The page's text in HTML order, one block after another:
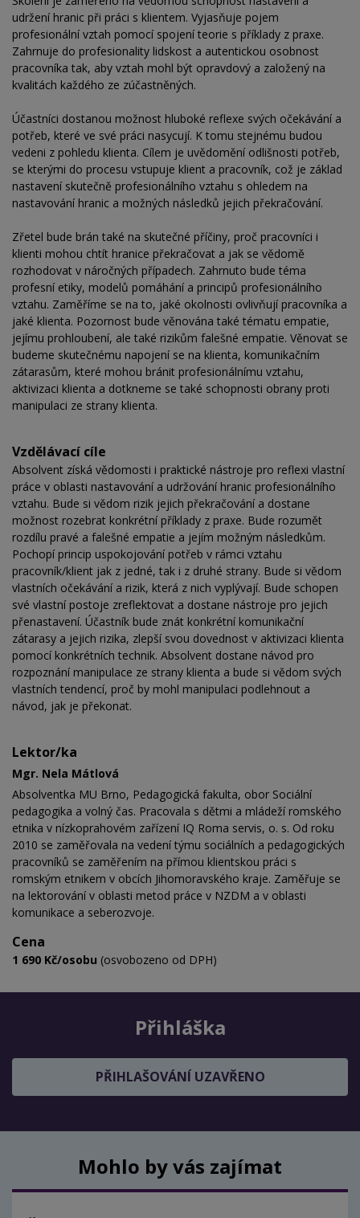
udržení hranic při práci s klientem. Vyjasňuje pojem
profesionální vztah pomocí spojení teorie s příklady z praxe.
Zahrnuje do profesionality lidskost a autentickou osobnost
pracovníka tak, aby vztah mohl být opravdový a založený na
kvalitách každého ze zúčastněných.
Účastníci dostanou možnost hluboké reflexe svých očekávání a
potřeb, které ve své práci nasycují. K tomu stejnému budou
vedeni z pohledu klienta. Cílem je uvědomění odlišnosti potřeb,
se kterými do procesu vstupuje klient a pracovník, což je základ
nastavení skutečně profesionálního vztahu s ohledem na
nastavování hranic a možných následků jejich překračování.
Zřetel bude brán také na skutečné příčiny, proč pracovníci i
klienti mohou chtít hranice překračovat a jak se vědomě
rozhodovat v náročných případech. Zahrnuto bude téma
profesní etiky, modelů pomáhání a principů profesionálního
vztahu. Zaměříme se na to, jaké okolnosti ovlivňují pracovníka a
jaké klienta. Pozornost bude věnována také tématu empatie,
jejímu prohloubení, ale také rizikům falešné empatie. Věnovat se
budeme skutečnému napojení se na klienta, komunikačním
zátarasům, které mohou bránit profesionálnímu vztahu,
aktivizaci klienta a dotkneme se také schopnosti obrany proti
manipulaci ze strany klienta.
Vzdělávací cíle
Absolvent získá vědomosti i praktické nástroje pro reflexi vlastní
práce v oblasti nastavování a udržování hranic profesionálního
vztahu. Bude si vědom rizik jejich překračování a dostane
možnost rozebrat konkrétní příklady z praxe. Bude rozumět
rozdílu pravé a falešné empatie a jejím možným následkům.
Pochopí princip uspokojování potřeb v rámci vztahu
pracovník/klient jak z jedné, tak i z druhé strany. Bude si vědom
vlastních očekávání a rizik, která z nich vyplývají. Bude schopen
své vlastní postoje zreflektovat a dostane nástroje pro jejich
přenastavení. Účastník bude znát konkrétní komunikační
zátarasy a jejich rizika, zlepší svou dovednost v aktivizaci klienta
pomocí konkrétních technik. Absolvent dostane návod pro
rozpoznání manipulace ze strany klienta a bude si vědom svých
vlastních tendencí, proč by mohl manipulaci podlehnout a
návod, jak je překonat.
Lektor/ka
Mgr. Nela Mátlová
Absolventka MU Brno, Pedagogická fakulta, obor Sociální
pedagogika a volný čas. Pracovala s dětmi a mládeží romského
etnika v nízkoprahovém zařízení IQ Roma servis, o. s. Od roku
2010 se zaměřovala na vedení týmu sociálních a pedagogických
pracovníků se zaměřením na přímou klientskou práci s
romským etnikem v obcích Jihomoravského kraje. Zaměřuje se
na lektorování v oblasti metod práce v NZDM a v oblasti
komunikace a seberozvoje.
Cena
1 690 Kč/osobu (osvobozeno od DPH)
Přihláška
PŘIHLAŠOVÁNÍ UZAVŘENO
Mohlo by vás zajímat